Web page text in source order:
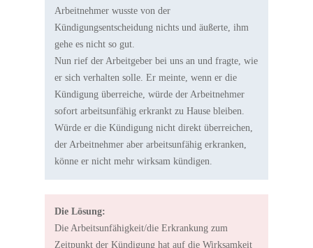
Arbeitnehmer wusste von der
Kündigungsentscheidung nichts und äußerte, ihm
gehe es nicht so gut.
Nun rief der Arbeitgeber bei uns an und fragte, wie
er sich verhalten solle. Er meinte, wenn er die
Kündigung überreiche, würde der Arbeitnehmer
sofort arbeitsunfähig erkrankt zu Hause bleiben.
Würde er die Kündigung nicht direkt überreichen,
der Arbeitnehmer aber arbeitsunfähig erkranken,
könne er nicht mehr wirksam kündigen.
Die Lösung:
Die Arbeitsunfähigkeit/die Erkrankung zum
Zeitpunkt der Kündigung hat auf die Wirksamkeit